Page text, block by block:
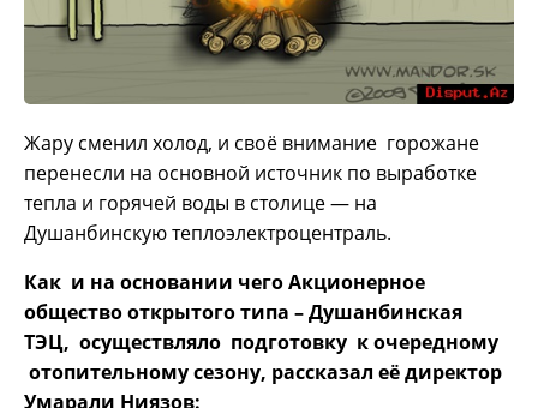
Жару сменил холод, и своё внимание горожане
перенесли на основной источник по выработке
тепла и горячей воды в столице — на
Душанбинскую теплоэлектроцентраль.
Как и на основании чего Акционерное
общество открытого типа – Душанбинская
ТЭЦ, осуществляло подготовку к очередному
отопительному сезону, рассказал её директор
Умарали Ниязов: